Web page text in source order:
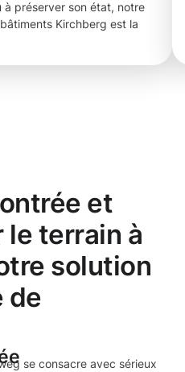
préserver son état, notre
Kirchberg est la
et
terrain à
solution
de
se consacre avec sérieux